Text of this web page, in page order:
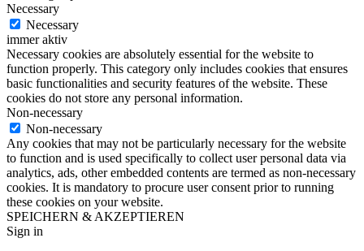
Necessary
Necessary
immer aktiv
Necessary cookies are absolutely essential for the website to
function properly. This category only includes cookies that ensures
basic functionalities and security features of the website. These
cookies do not store any personal information.
Non-necessary
Non-necessary
Any cookies that may not be particularly necessary for the website
to function and is used specifically to collect user personal data via
analytics, ads, other embedded contents are termed as non-necessary
cookies. It is mandatory to procure user consent prior to running
these cookies on your website.
SPEICHERN & AKZEPTIEREN
Sign in